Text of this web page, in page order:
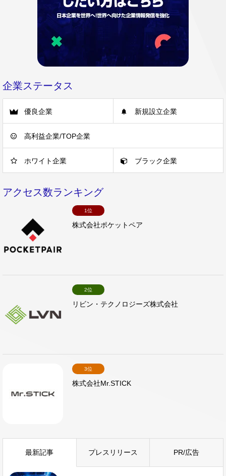
企業ステータス
優良企業 新規設立企業
高利益企業/TOP企業
ホワイト企業 ブラック企業
アクセス数ランキング
1位
株式会社ポケットペア
2位
リビン・テクノロジーズ株式会社
3位
株式会社Mr.STICK
最新記事 プレスリリース PR/広告